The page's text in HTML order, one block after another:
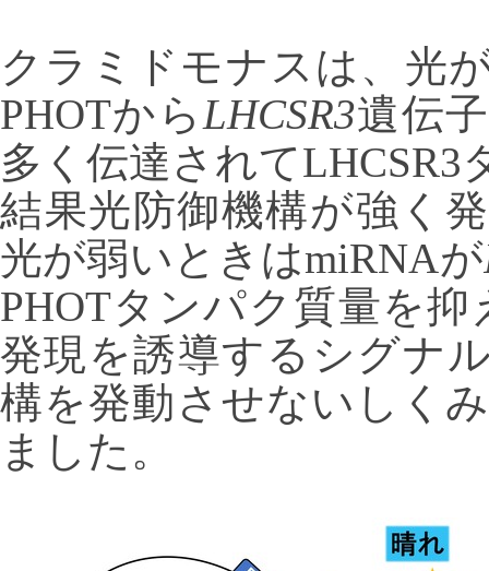
クラミドモナスは、光
PHOTからLHCSR3遺伝
多く伝達されて
結果光防御機構が強く
光が弱いときはmiRNAが
PHOTタンパク質量を
発現を誘導するシグナ
構を発動させないしく
ました。